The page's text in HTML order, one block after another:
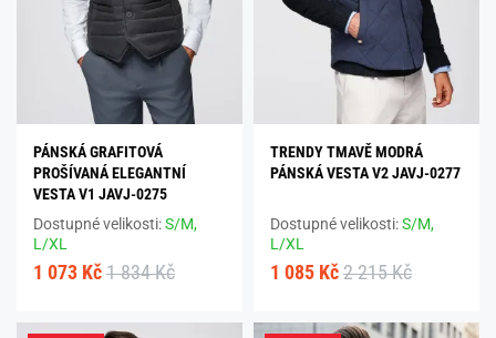
PÁNSKÁ GRAFITOVÁ
PROŠÍVANÁ ELEGANTNÍ
VESTA V1 JAVJ-0275
Dostupné velikosti:S/M,
L/XL
1 073 Kč 1 834 Kč
TRENDY TMAVĚ MODRÁ
PÁNSKÁ VESTA V2 JAVJ-0277
Dostupné velikosti:S/M,
L/XL
1 085 Kč 2 215 Kč